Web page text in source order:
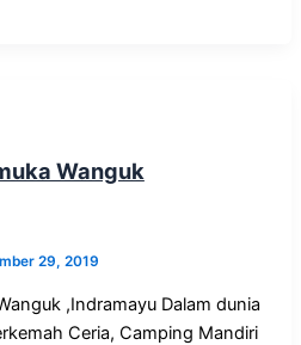
Wanguk
29, 2019
,Indramayu Dalam dunia
Ceria, Camping Mandiri